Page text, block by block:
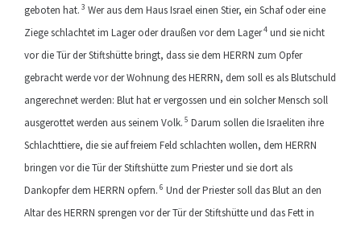
geboten hat. 3 Wer aus dem Haus Israel einen Stier, ein Schaf oder eine
Ziege schlachtet im Lager oder draußen vor dem Lager4 und sie nicht
vor die Tür der Stiftshütte bringt, dass sie dem HERRN zum Opfer
gebracht werde vor der Wohnung des HERRN, dem soll es als Blutschuld
angerechnet werden: Blut hat er vergossen und ein solcher Mensch soll
ausgerottet werden aus seinem Volk. 5 Darum sollen die Israeliten ihre
Schlachttiere, die sie auf freiem Feld schlachten wollen, dem HERRN
bringen vor die Tür der Stiftshütte zum Priester und sie dort als
Dankopfer dem HERRN opfern. 6 Und der Priester soll das Blut an den
Altar des HERRN sprengen vor der Tür der Stiftshütte und das Fett in